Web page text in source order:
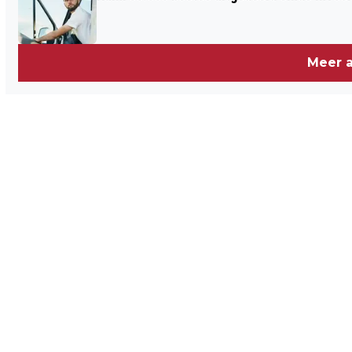
OMGEDOOPT TOT JOHAN CRUIJFF
ARENA
Meer